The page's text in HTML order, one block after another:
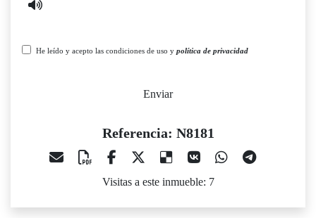
He leído y acepto las condiciones de uso y política de privacidad
Enviar
Referencia: N8181
Visitas a este inmueble: 7